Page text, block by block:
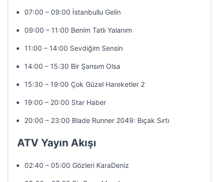
07:00 – 09:00 İstanbullu Gelin
09:00 – 11:00 Benim Tatlı Yalanım
11:00 – 14:00 Sevdiğim Sensin
14:00 – 15:30 Bir Şansım Olsa
15:30 – 19:00 Çok Güzel Hareketler 2
19:00 – 20:00 Star Haber
20:00 – 23:00 Blade Runner 2049: Bıçak Sırtı
ATV Yayın Akışı
02:40 – 05:00 Gözleri KaraDeniz